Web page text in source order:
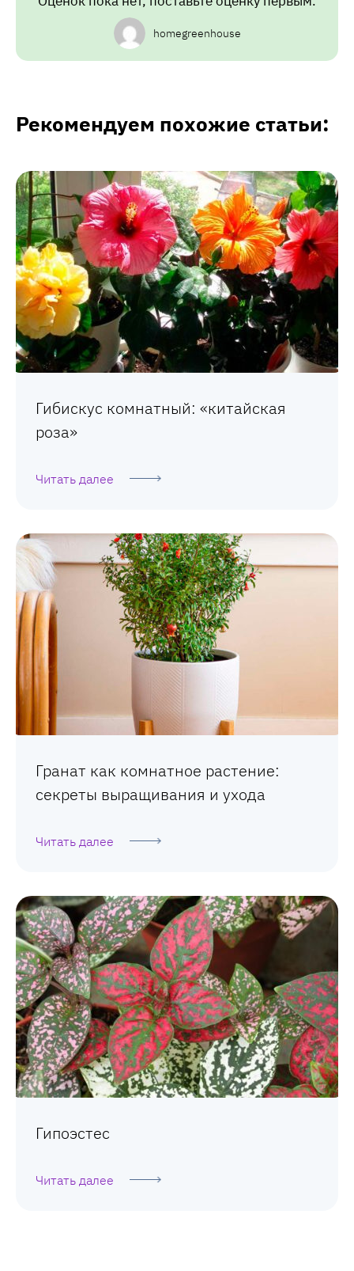
homegreenhouse
Рекомендуем похожие статьи:
Гибискус комнатный: «китайская
роза»
Читать далее
Гранат как комнатное растение:
секреты выращивания и ухода
Читать далее
Гипоэстес
Читать далее